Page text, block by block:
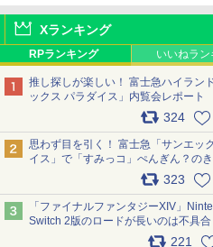
Xランキング
RPランキング いいねラン
推し探しが楽しい！ 富士急ハイラン
ックス パラダイス」内覧会レポート
324
思わず目を引く！ 富士急「サンエッ
イス」で「すみっコ」ぺんぎん？の
ッグを食べてみた イラストそのまま
ー化に挑戦。これが意外にもおいしい
pic.x.com/Kgl04hZaeg
323
「ファイナルファンタジーXIV」
Switch 2版のロードが長いのは不具
アップデートできるよう対応中221